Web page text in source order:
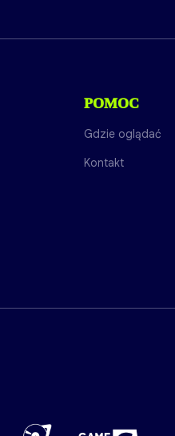
POMOC
Gdzie oglądać
Kontakt